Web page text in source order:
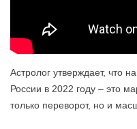
Астролог утверждает, что
России в 2022 году – это
только переворот, но и